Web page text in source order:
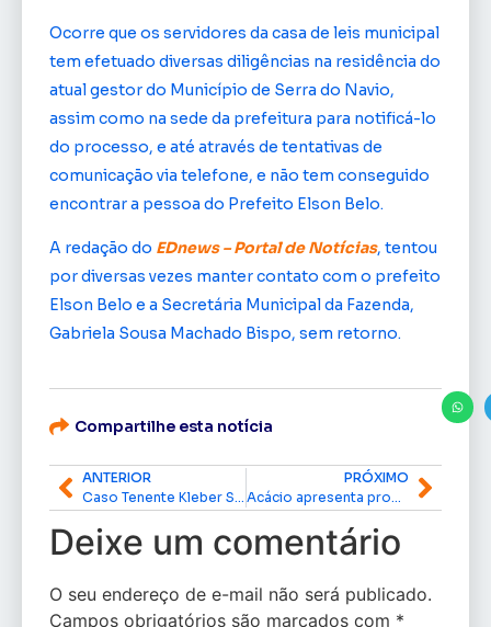
Ocorre que os servidores da casa de leis municipal
tem efetuado diversas diligências na residência do
atual gestor do Município de Serra do Navio,
assim como na sede da prefeitura para notificá-lo
do processo, e até através de tentativas de
comunicação via telefone, e não tem conseguido
encontrar a pessoa do Prefeito Elson Belo.
A redação do EDnews – Portal de Notícias, tentou
por diversas vezes manter contato com o prefeito
Elson Belo e a Secretária Municipal da Fazenda,
Gabriela Sousa Machado Bispo, sem retorno.
Compartilhe esta notícia
ANTERIOR
PRÓXIMO
Deixe um comentário
O seu endereço de e-mail não será publicado.
Campos obrigatórios são marcados com *